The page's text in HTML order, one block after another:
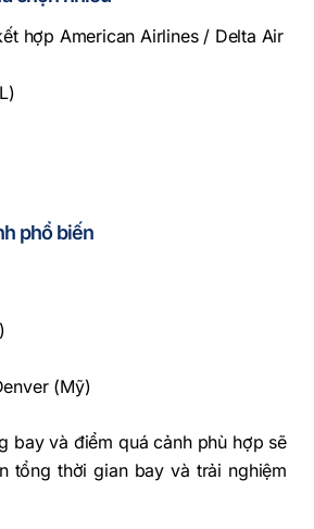
hợp American Airlines / Delta Air
phổ biến
(Mỹ)
bay và điểm quá cảnh phù hợp sẽ
tổng thời gian bay và trải nghiệm